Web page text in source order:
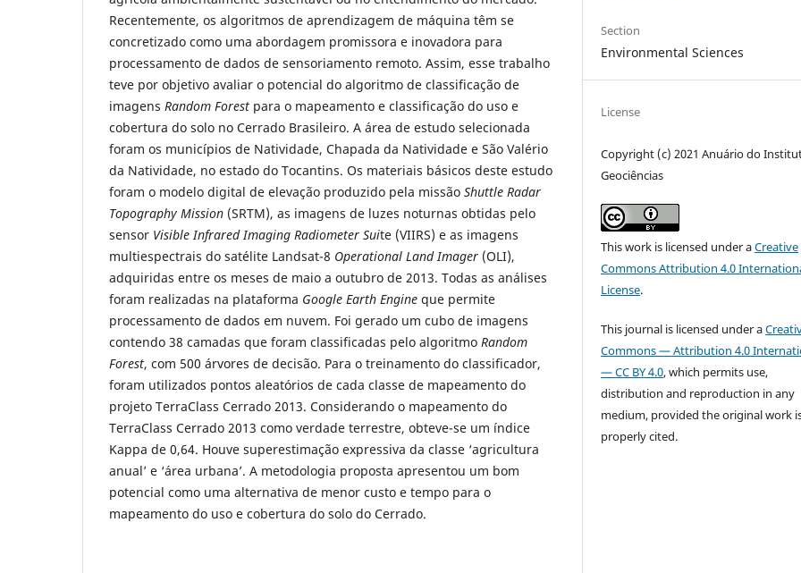
Recentemente, os algoritmos de aprendizagem de máquina têm se
concretizado como uma abordagem promissora e inovadora para
processamento de dados de sensoriamento remoto. Assim, esse trabalho
teve por objetivo avaliar o potencial do algoritmo de classificação de
imagens Random Forest para o mapeamento e classificação do uso e
cobertura do solo no Cerrado Brasileiro. A área de estudo selecionada
foram os municípios de Natividade, Chapada da Natividade e São Valério
da Natividade, no estado do Tocantins. Os materiais básicos deste estudo
foram o modelo digital de elevação produzido pela missão Shuttle Radar
Topography Mission (SRTM), as imagens de luzes noturnas obtidas pelo
sensor Visible Infrared Imaging Radiometer Suite (VIIRS) e as imagens
multiespectrais do satélite Landsat-8 Operational Land Imager (OLI),
adquiridas entre os meses de maio a outubro de 2013. Todas as análises
foram realizadas na plataforma Google Earth Engine que permite
processamento de dados em nuvem. Foi gerado um cubo de imagens
contendo 38 camadas que foram classificadas pelo algoritmo Random
Forest, com 500 árvores de decisão. Para o treinamento do classificador,
foram utilizados pontos aleatórios de cada classe de mapeamento do
projeto TerraClass Cerrado 2013. Considerando o mapeamento do
TerraClass Cerrado 2013 como verdade terrestre, obteve-se um índice
Kappa de 0,64. Houve superestimação expressiva da classe ‘agricultura
anual’ e ‘área urbana’. A metodologia proposta apresentou um bom
potencial como uma alternativa de menor custo e tempo para o
mapeamento do uso e cobertura do solo do Cerrado.
Section
Environmental Sciences
License
Copyright (c) 2021 Anuário do
Geociências
This work is licensed under aCreative
Commons Attribution 4.0
License.
This journal is licensed under a
Commons — Attribution 4.0
— CC BY 4.0, which permits use,
distribution and reproduction in any
medium, provided the original work
properly cited.